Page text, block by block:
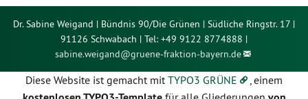
Dr. Sabine Weigand | Bündnis 90/Die Grünen | Südliche Ringstr. 17 |
91126 Schwabach | Tel: +49 9122 8774888 |
sabine.weigand@gruene-fraktion-bayern.de
Diese Website ist gemacht mitTYPO3 GRÜNE , einem